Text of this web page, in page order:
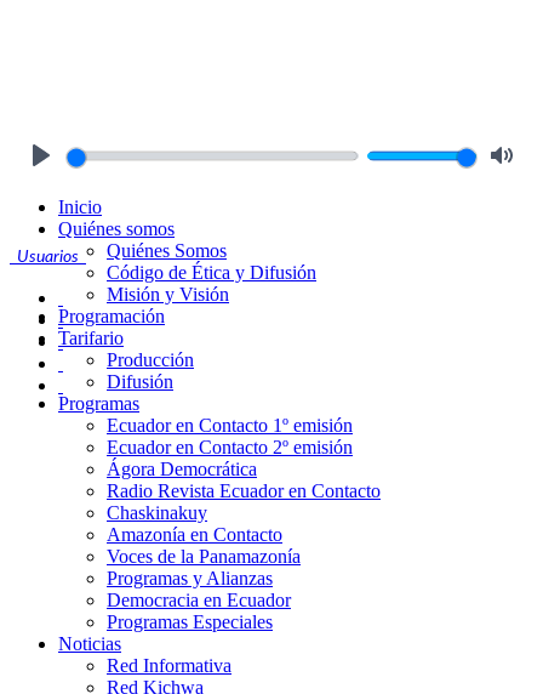
Usuarios
Inicio
Quiénes somos
Quiénes Somos
Código de Ética y Difusión
Misión y Visión
Programación
Tarifario
Producción
Difusión
Programas
Ecuador en Contacto 1º emisión
Ecuador en Contacto 2º emisión
Ágora Democrática
Radio Revista Ecuador en Contacto
Chaskinakuy
Amazonía en Contacto
Voces de la Panamazonía
Programas y Alianzas
Democracia en Ecuador
Programas Especiales
Noticias
Red Informativa
Red Kichwa